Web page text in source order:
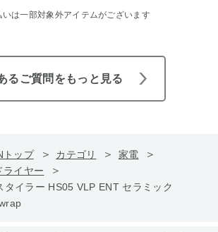
は一部対象外アイテムがございます
るご質問をもっと見る
トップ カテゴリ
家電
ライヤー
タイラー HS05 VLP ENT セラミック